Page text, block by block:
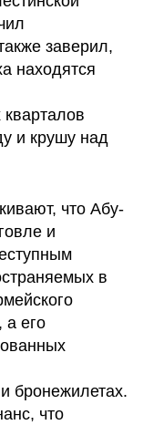
заверил,
находятся
и крушу над
что Абу-
и
в
а его
бронежилетах.
что